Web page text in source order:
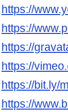
https://
https://
https://
https://
https://bit.ly/
https://